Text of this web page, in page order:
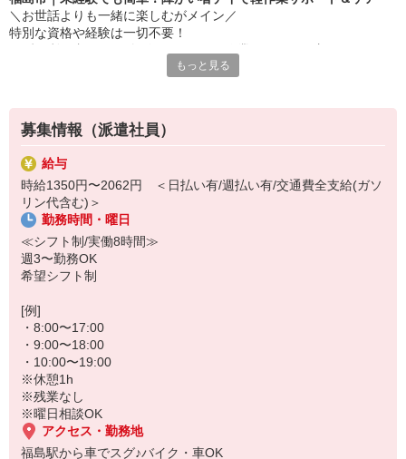
＼お世話よりも一緒に楽しむがメイン／
特別な資格や経験は一切不要！
・軽作業の見守り、サポート
・施設内の清掃
・必要に応じた生活介助
・利用者の送迎（できる方のみでOK） など
▼初めての方でも安心して働ける環境
・専門知識は不要！まずは見守りからスタート◎
・充実した研修制度あり！未経験でもご安心ください♪
・先輩にいつでも聞けるアットホームな環境！
面倒な準備なしで、まずはお気軽にご応募ください♪
もっと見る
募集情報（派遣社員）
給与
時給1350円〜2062円 ＜日払い有/週払い有/交通費全支給(ガソ
リン代含む)＞
勤務時間・曜日
≪シフト制/実働8時間≫
週3〜勤務OK
希望シフト制
[例]
・8:00〜17:00
・9:00〜18:00
・10:00〜19:00
※休憩1h
※残業なし
※曜日相談OK
アクセス・勤務地
福島駅から車でスグ♪バイク・車OK